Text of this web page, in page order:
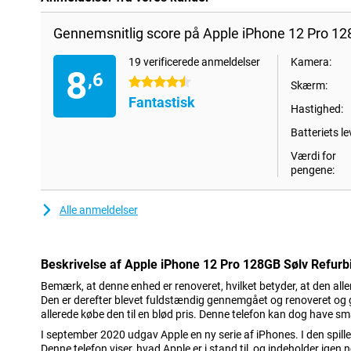
Gennemsnitlig score på Apple iPhone 12 Pro
8,6
19 verificerede anmeldelser
4.5 stjerner
Fantastisk
Kamera:
Skærm:
Hastighed:
Batteriets
Værdi for
pengene:
Alle anmeldelser
Beskrivelse af Apple iPhone 12 Pro 128GB Sølv
Bemærk, at denne enhed er renoveret, hvilket betyder, at den
Den er derefter blevet fuldstændig gennemgået og renoveret og
allerede købe den til en blød pris. Denne telefon kan dog have
I september 2020 udgav Apple en ny serie af iPhones. I den